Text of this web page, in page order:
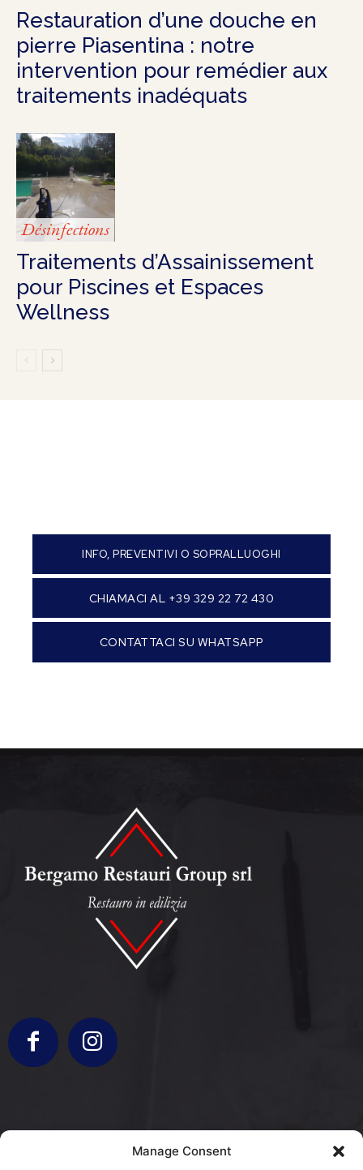
Manage Consent
Restauration d’une douche en
pierre Piasentina : notre
intervention pour remédier aux
traitements inadéquats
Désinfections
Traitements d’Assainissement
pour Piscines et Espaces
Wellness
INFO, PREVENTIVI O SOPRALLUOGHI
CHIAMACI AL +39 329 22 72 430
CONTATTACI SU WHATSAPP
info@bergamorestauri.it